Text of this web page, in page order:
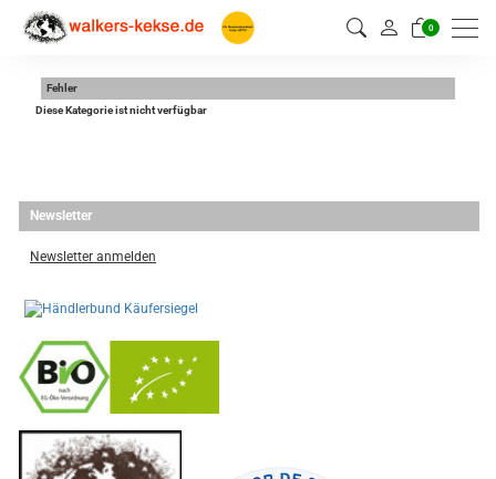
0
Fehler
Diese Kategorie ist nicht verfügbar
Newsletter
Newsletter anmelden